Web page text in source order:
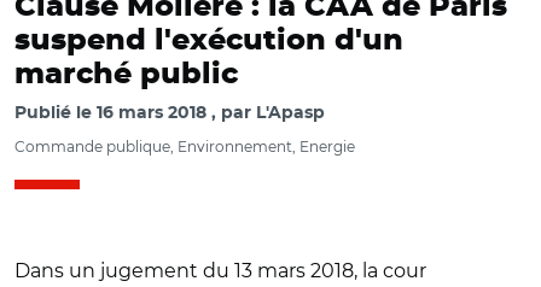
Clause Molière : la CAA de Paris
suspend l'exécution d'un
marché public
Publié le 16 mars 2018 par L'Apasp
Commande publique, Environnement, Energie
Dans un jugement du 13 mars 2018, la cour